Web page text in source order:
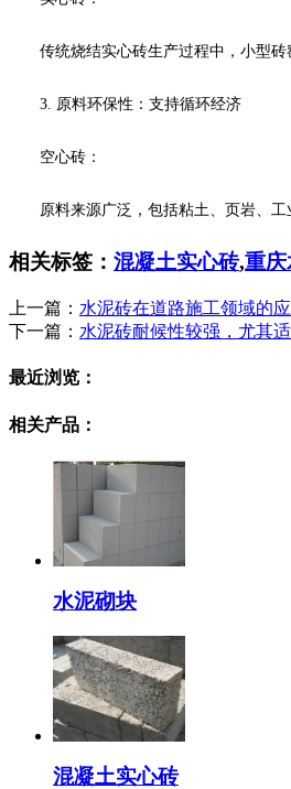
传统烧结实心砖生产过程中，小型砖
3. 原料环保性：支持循环经济
空心砖：
原料来源广泛，包括粘土、页岩、工
相关标签： 混凝土实心砖,重
上一篇： 水泥砖在道路施工领域的
下一篇： 水泥砖耐候性较强，尤其
最近浏览：
相关产品：
水泥砌块
混凝土实心砖